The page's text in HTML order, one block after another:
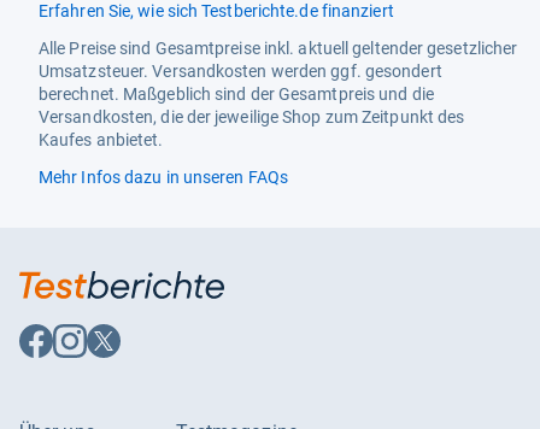
Erfahren Sie, wie sich Testberichte.de finanziert
Alle Preise sind Gesamtpreise inkl. aktuell geltender gesetzlicher
Umsatzsteuer. Versandkosten werden ggf. gesondert
berechnet. Maßgeblich sind der Gesamtpreis und die
Versandkosten, die der jeweilige Shop zum Zeitpunkt des
Kaufes anbietet.
Mehr Infos dazu in unseren FAQs
Auf
Facebook
Auf
Instagram
Auf
X